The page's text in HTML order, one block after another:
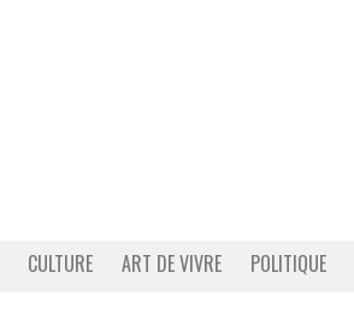
CULTURE ART DE VIVRE POLITIQUE